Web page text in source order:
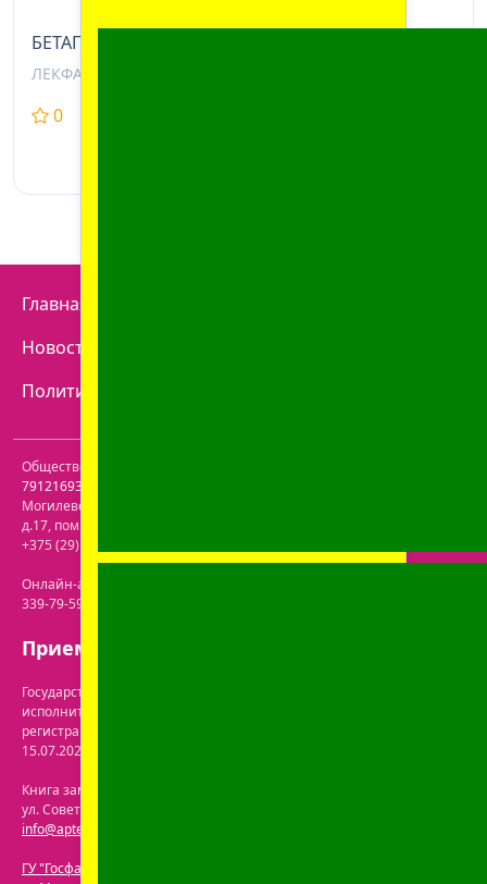
БЕТАГИСТИН ТАБЛ., 24МГ, №30
ЛЕКФАРМ, БЕЛАРУСЬ
0
Главная
Новости
Политика конфиденциальности
Общество с ограниченной ответственностью "Пролайф" УНП
791216930
Могилевская обл.
д.17, пом. 116
+375 (29) 613-08-30
Онлайн-аптека: г. Бобруйск, ул. Советская 40-3. Телефон: +375 (29)
339-79-59. Электронная почта:
Прием заказов: с 9:00 до 21:00.
Государственная регистрация осуществлена Бобруйским городским
исполнительным комитетом управления экономики. Дата и номер
регистрации интернет-магазина в торговом реестре: №722063 от
15.07.2024.
Книга замечаний и предложений находится по адресу: г. Бобруйск,
ул. Советская 40-3. Телефон: +375 (29) 339-79-59. Электронная почта:
info@aptekaonline.by
ГУ "Госфармнадзор"